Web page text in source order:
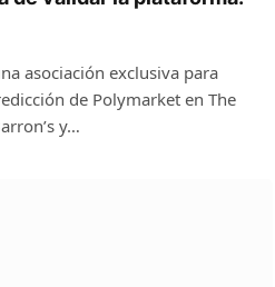
asociación exclusiva para
de Polymarket en The
y…